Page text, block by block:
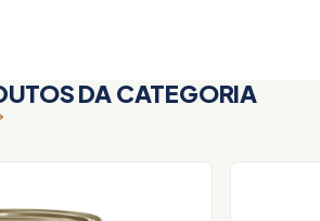
DA CATEGORIA